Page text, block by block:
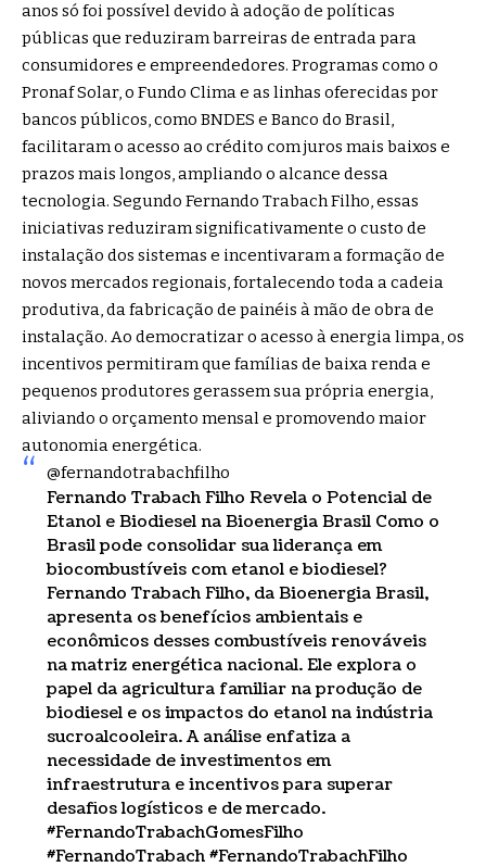
anos só foi possível devido à adoção de políticas
públicas que reduziram barreiras de entrada para
consumidores e empreendedores. Programas como o
Pronaf Solar, o Fundo Clima e as linhas oferecidas por
bancos públicos, como BNDES e Banco do Brasil,
facilitaram o acesso ao crédito com juros mais baixos e
prazos mais longos, ampliando o alcance dessa
tecnologia. Segundo Fernando Trabach Filho, essas
iniciativas reduziram significativamente o custo de
instalação dos sistemas e incentivaram a formação de
novos mercados regionais, fortalecendo toda a cadeia
produtiva, da fabricação de painéis à mão de obra de
instalação. Ao democratizar o acesso à energia limpa, os
incentivos permitiram que famílias de baixa renda e
pequenos produtores gerassem sua própria energia,
aliviando o orçamento mensal e promovendo maior
autonomia energética.
@fernandotrabachfilho
Fernando Trabach Filho Revela o Potencial de
Etanol e Biodiesel na Bioenergia Brasil Como o
Brasil pode consolidar sua liderança em
biocombustíveis com etanol e biodiesel?
Fernando Trabach Filho, da Bioenergia Brasil,
apresenta os benefícios ambientais e
econômicos desses combustíveis renováveis ​​
na matriz energética nacional. Ele explora o
papel da agricultura familiar na produção de
biodiesel e os impactos do etanol na indústria
sucroalcooleira. A análise enfatiza a
necessidade de investimentos em
infraestrutura e incentivos para superar
desafios logísticos e de mercado.
#FernandoTrabachGomesFilho
#FernandoTrabach #FernandoTrabachFilho